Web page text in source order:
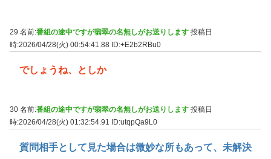
29 名前:番組の途中ですが翡翠の名無しがお送りします 投稿日
時:2026/04/28(火) 00:54:41.88 ID:+E2b2RBu0
でしょうね、としか
30 名前:番組の途中ですが翡翠の名無しがお送りします 投稿日
時:2026/04/28(火) 01:32:54.91
ID:utqpQa9L0
質問相手として見た場合は微妙な所もあって、未解決